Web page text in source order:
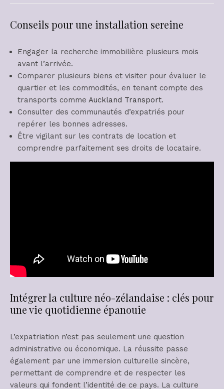
Conseils pour une installation sereine
Engager la recherche immobilière plusieurs mois
avant l’arrivée.
Comparer plusieurs biens et visiter pour évaluer le
quartier et les commodités, en tenant compte des
transports comme Auckland Transport.
Consulter des communautés d’expatriés pour
repérer les bonnes adresses.
Être vigilant sur les contrats de location et
comprendre parfaitement ses droits de locataire.
Intégrer la culture néo-zélandaise : clés pour
une vie quotidienne épanouie
L’expatriation n’est pas seulement une question
administrative ou économique. La réussite passe
également par une immersion culturelle sincère,
permettant de comprendre et de respecter les
valeurs qui fondent l’identité de ce pays. La culture